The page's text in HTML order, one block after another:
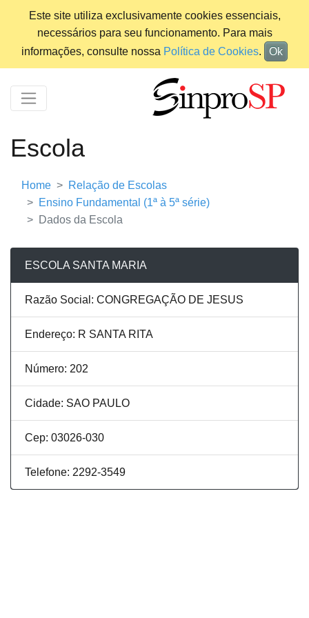
Este site utiliza exclusivamente cookies essenciais,
necessários para seu funcionamento. Para mais
informações, consulte nossa Política de Cookies. Ok
Escola
Home
Relação de Escolas
Ensino Fundamental (1ª à 5ª série)
Dados da Escola
ESCOLA SANTA MARIA
Razão Social: CONGREGAÇÃO DE JESUS
Endereço: R SANTA RITA
Número: 202
Cidade: SAO PAULO
Cep: 03026-030
Telefone: 2292-3549